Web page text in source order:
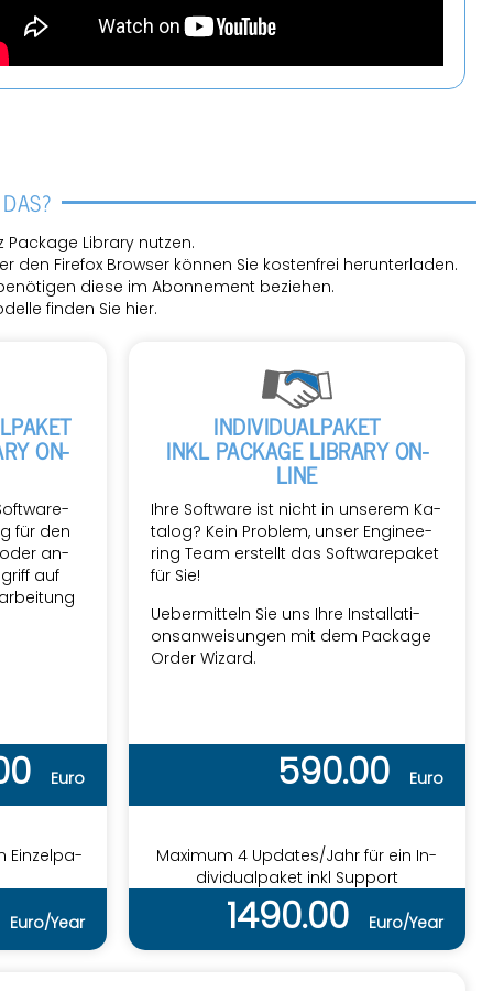
Pa­cka­ge Li­bra­ry nut­zen.
Fire­fox Brow­ser kön­nen Sie kos­ten­frei her­un­ter­la­den.
diese im Abon­ne­ment be­zie­hen.
fin­den Sie hier.
ON­
für den
oder an­
auf
Euro
Ein­zel­pa­
Euro/Year
IN­DI­VI­DU­AL­PA­KET
INKL PA­CKA­GE LI­BRA­RY ON­
LINE
Ihre Soft­ware ist nicht in un­se­rem Ka­
ta­log? Kein Pro­blem, unser En­gi­nee­
ring Team er­stellt das Soft­ware­pa­ket
für Sie!
Ue­ber­mit­teln Sie uns Ihre In­stal­la­ti­
ons­an­wei­sun­gen mit dem Pa­cka­ge
Order Wi­zard.
590.00 Euro
Ma­xi­mum 4 Up­dates/Jahr für ein In­
di­vi­du­al­pa­ket inkl Sup­port
1490.00 Euro/Year